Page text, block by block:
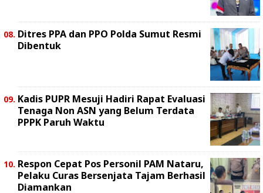
Ditres PPA dan PPO Polda Sumut Resmi
Dibentuk
Kadis PUPR Mesuji Hadiri Rapat Evaluasi
Tenaga Non ASN yang Belum Terdata
PPPK Paruh Waktu
Respon Cepat Pos Personil PAM Nataru,
Pelaku Curas Bersenjata Tajam Berhasil
Diamankan